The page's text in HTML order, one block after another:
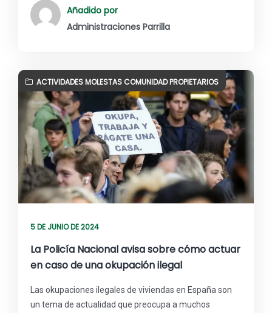
Añadido por
Administraciones Parrilla
ACTIVIDADES MOLESTAS COMUNIDAD PROPIETARIOS
5 DE JUNIO DE 2024
La Policía Nacional avisa sobre cómo actuar
en caso de una okupación ilegal
Las okupaciones ilegales de viviendas en España son
un tema de actualidad que preocupa a muchos